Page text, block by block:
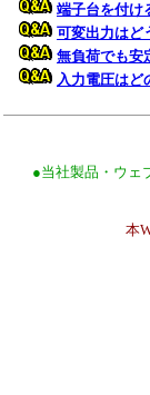
端子台を付け
可変出力はど
無負荷でも安
入力電圧はど
●当社製品・ウェ
本